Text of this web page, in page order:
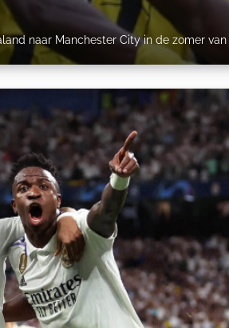
naar Manchester City in de zomer van